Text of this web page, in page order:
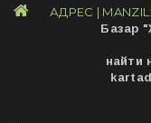
АДРЕС | MANZIL:
Базар
найти